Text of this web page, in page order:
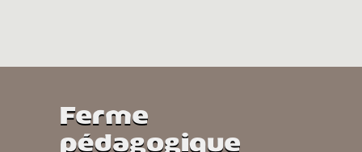
Ferme
pédagogique